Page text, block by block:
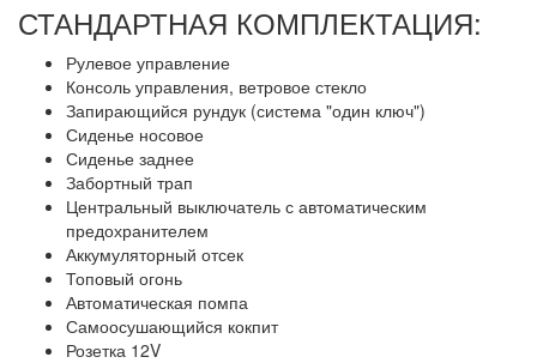
СТАНДАРТНАЯ КОМПЛЕКТАЦИЯ:
Рулевое управление
Консоль управления, ветровое стекло
Запирающийся рундук (система "один ключ")
Сиденье носовое
Сиденье заднее
Забортный трап
Центральный выключатель с автоматическим
предохранителем
Аккумуляторный отсек
Топовый огонь
Автоматическая помпа
Самоосушающийся кокпит
Розетка 12V